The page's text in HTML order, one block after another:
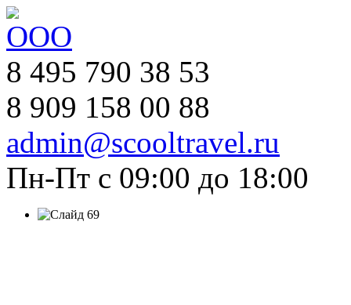
8 495 790 38 53
8 909 158 00 88
admin@scooltravel.ru
Пн-Пт с 09:00 до 18:00